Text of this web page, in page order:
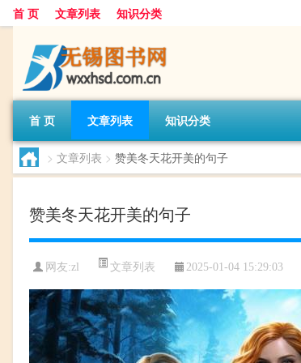
首 页 文章列表 知识分类
首 页 文章列表 知识分类
> 文章列表 > 赞美冬天花开美的句子
赞美冬天花开美的句子
网友:zl 文章列表 2025-01-04 15:29:03